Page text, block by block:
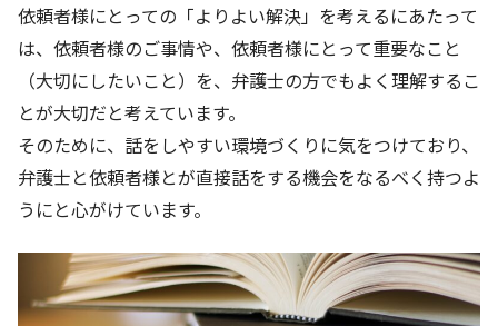
依頼者様にとっての「よりよい解決」を考えるにあたって
は、依頼者様のご事情や、依頼者様にとって重要なこと
（大切にしたいこと）を、弁護士の方でもよく理解するこ
とが大切だと考えています。
そのために、話をしやすい環境づくりに気をつけており、
弁護士と依頼者様とが直接話をする機会をなるべく持つよ
うにと心がけています。